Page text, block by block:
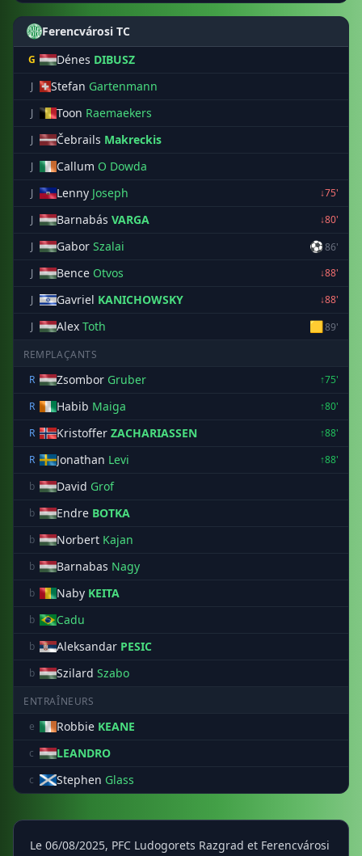
Ferencvárosi TC
G Dénes DIBUSZ
J Stefan Gartenmann
J Toon Raemaekers
J Čebrails Makreckis
J Callum O Dowda
J Lenny Joseph
↓75'
J
Barnabás VARGA
↓80'
J
Gabor Szalai ⚽86'
J
Bence Otvos
↓88'
J
Gavriel KANICHOWSKY
↓88'
J
Alex Toth 🟨89'
REMPLAÇANTS
R
Zsombor Gruber
↑75'
R
Habib Maiga
↑80'
R
Kristoffer ZACHARIASSEN
↑88'
R
Jonathan Levi
↑88'
b
David Grof
b Endre BOTKA
b Norbert Kajan
b Barnabas Nagy
b Naby KEITA
b Cadu
b Aleksandar PESIC
b Szilard Szabo
ENTRAÎNEURS
e
Robbie KEANE
c LEANDRO
c Stephen Glass
Le 06/08/2025, PFC Ludogorets Razgrad et Ferencvárosi